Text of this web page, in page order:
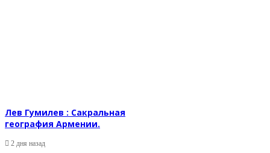
Лев Гумилев : Сакральная
география Армении.
2 дня назад